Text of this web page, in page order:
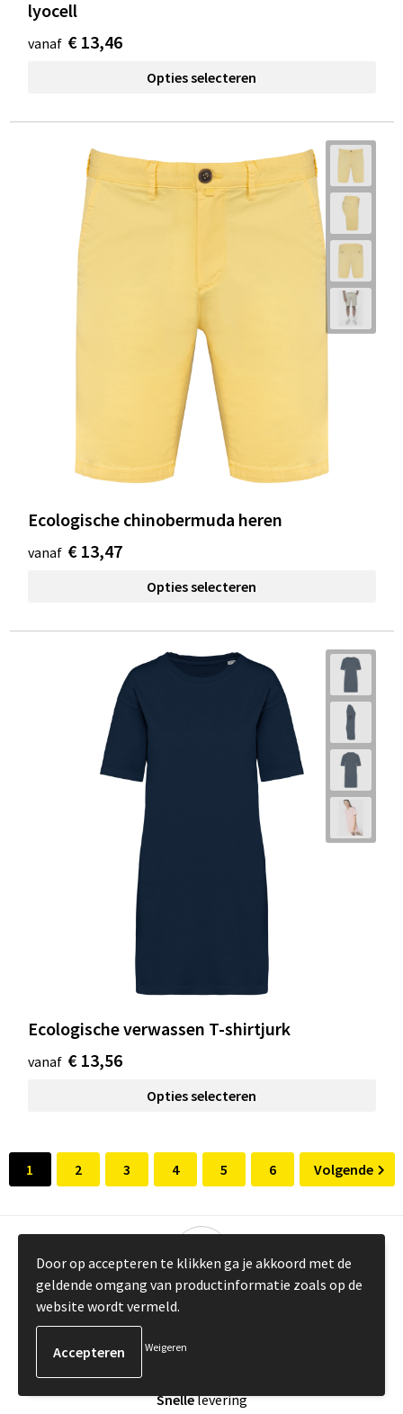
lyocell
vanaf € 13,46
Opties selecteren
Ecologische chinobermuda heren
vanaf € 13,47
Opties selecteren
Ecologische verwassen T-shirtjurk
vanaf € 13,56
Opties selecteren
1 2 3 4 5 6 Volgende
Gratis verzending
Snellelevering
Door op accepteren te klikken ga je akkoord met de
geldende omgang van productinformatie zoals op de
website wordt vermeld.
Weigeren